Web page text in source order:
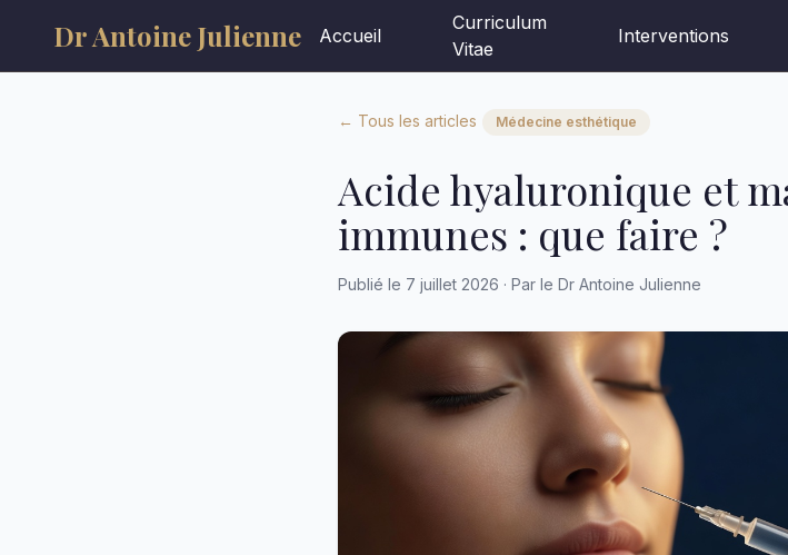
Dr Antoine Julienne Accueil
Curriculum
Vitae
Interventions
← Tous les articles Médecine esthétique
Acide hyaluronique et
immunes : que faire ?
Publié le 7 juillet 2026 · Par le Dr Antoine Julienne